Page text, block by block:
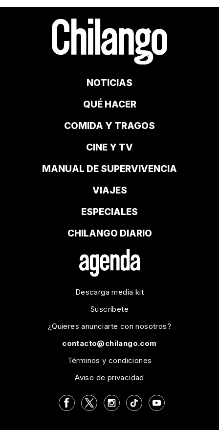
NOTICIAS
QUÉ HACER
COMIDA Y TRAGOS
CINE Y TV
MANUAL DE SUPERVIVENCIA
VIAJES
ESPECIALES
CHILANGO DIARIO
Descarga media kit
Suscríbete
¿Quieres anunciarte con nosotros?
contacto@chilango.com
Términos y condiciones
Aviso de privacidad